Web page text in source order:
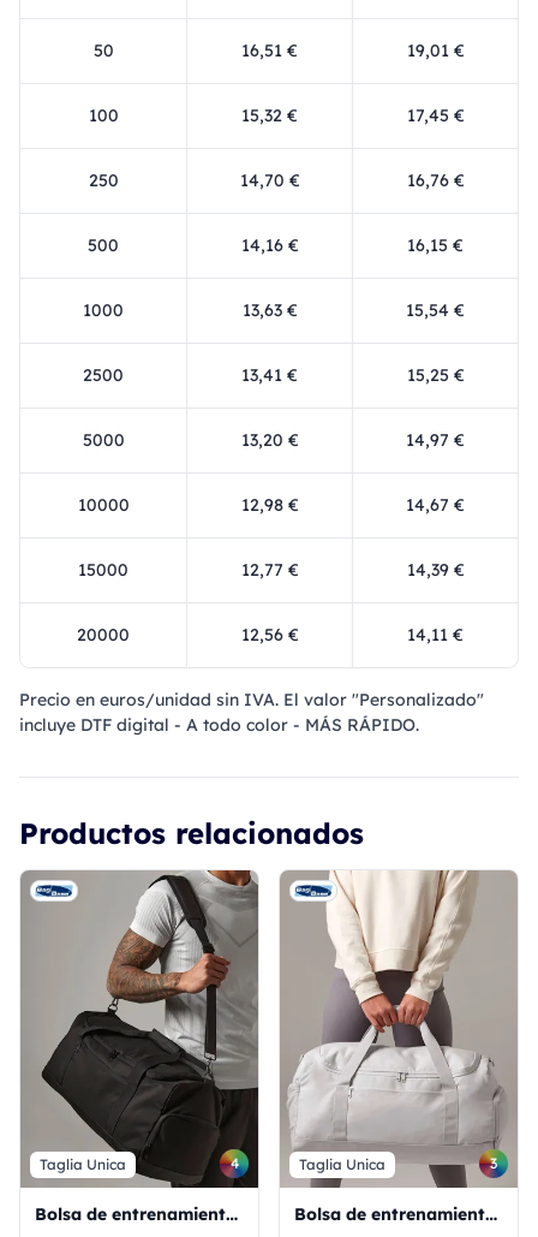
50 16,51 € 19,01 €
100 15,32 € 17,45 €
250 14,70 € 16,76 €
500 14,16 € 16,15 €
1000 13,63 € 15,54 €
2500 13,41 € 15,25 €
5000 13,20 € 14,97 €
10000 12,98 € 14,67 €
15000 12,77 € 14,39 €
20000 12,56 € 14,11 €
Precio en euros/unidad sin IVA. El valor "Personalizado"
incluye DTF digital - A todo color - MÁS RÁPIDO.
Productos relacionados
Taglia Unica 4
Bolsa de entrenamiento mediana
Taglia Unica 3
Bolsa de entrenamiento grande